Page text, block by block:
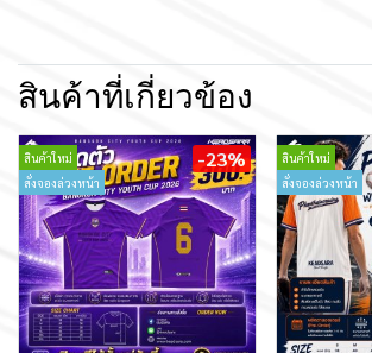
สินค้าที่เกี่ยวข้อง
สินค้าใหม่
สั่งจองล่วงหน้า
-23%
สินค้าใหม่
สั่งจองล่วงหน้า